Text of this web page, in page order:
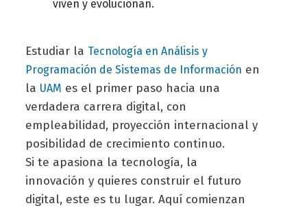
viven y evolucionan.
Estudiar la Tecnología en Análisis y
Programación de Sistemas de Información en
la UAM es el primer paso hacia una
verdadera carrera digital, con
empleabilidad, proyección internacional y
posibilidad de crecimiento continuo.
Si te apasiona la tecnología, la
innovación y quieres construir el futuro
digital, este es tu lugar. Aquí comienzan